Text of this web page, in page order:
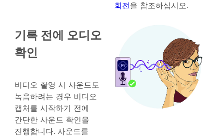
회전을 참조하십시오.
기록 전에 오디오
확인
비디오 촬영 시 사운드도
녹음하려는 경우 비디오
캡처를 시작하기 전에
간단한 사운드 확인을
진행합니다. 사운드를